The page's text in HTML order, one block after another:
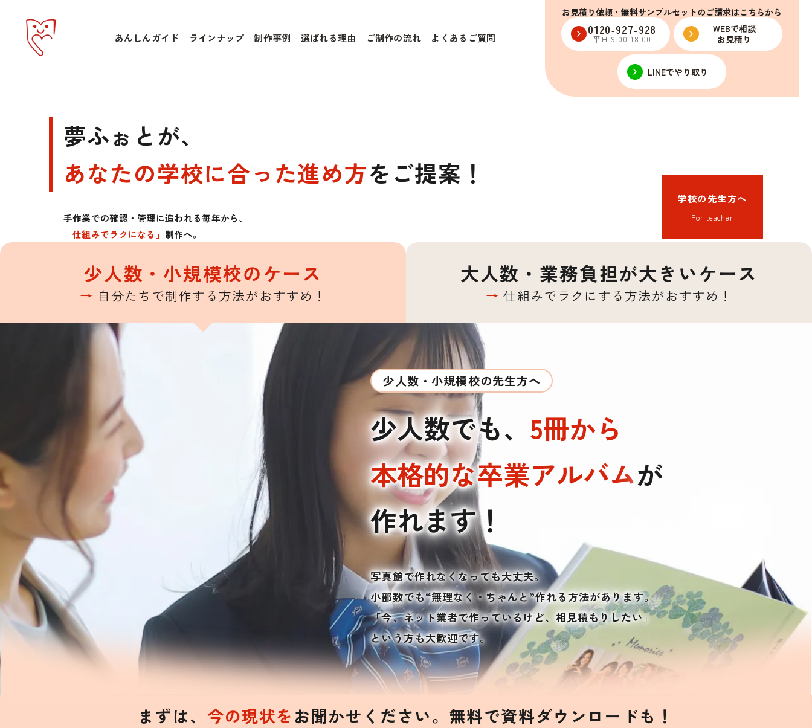
あんしんガイド ラインナップ 制作事例 選ばれる理由 ご制作の流れ よくあるご質問
お見積り依頼・無料サンプルセットのご請求はこちらから
0120‑927‑928
平日 9:00-18:00
WEBで相談
お見積り
LINEでやり取り
夢ふぉとが、
あなたの学校に合った進め方をご提案！
手作業での確認・管理に追われる毎年から、
「仕組みでラクになる」 制作へ。
学校の先生方へ
For teacher
少人数・小規模校のケース
→ 自分たちで制作する方法がおすすめ！
大人数・業務負担が大きいケース
→ 仕組みでラクにする方法がおすすめ！
少人数・小規模校の先生方へ
少人数でも、 5冊から
本格的な卒業アルバムが
作れます！
写真館で作れなくなっても大丈夫。
小部数でも“無理なく・ちゃんと”作れる方法があります。
「今、ネット業者で作っているけど、相見積もりしたい」
という方も大歓迎です。
まずは、 今の現状を お聞かせください。 無料で資料ダウンロードも！